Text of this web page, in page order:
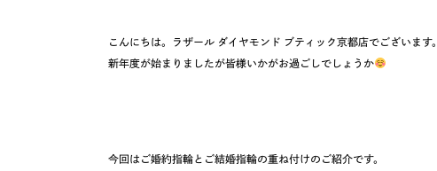
こんにちは。ラザール ダイヤモンド ブティック京都店でございます。
新年度が始まりましたが皆様いかがお過ごしでしょうか
今回はご婚約指輪とご結婚指輪の重ね付けのご紹介です。